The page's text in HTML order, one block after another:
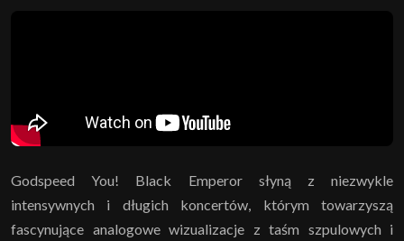
Godspeed You! Black Emperor słyną z niezwykle
intensywnych i długich koncertów, którym towarzyszą
fascynujące analogowe wizualizacje z taśm szpulowych i